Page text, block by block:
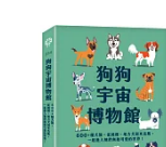
（古希臘）柏
（奧）斯蒂
高等教育出
Alfred